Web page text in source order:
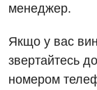
Дієтологія
Кардіологія
менеджер.
Якщо у вас
звертайтесь
номером